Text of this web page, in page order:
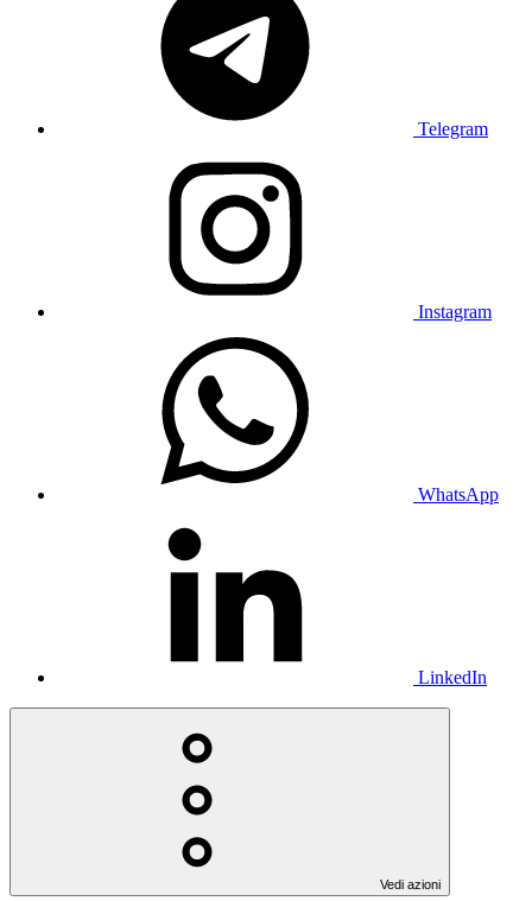
Telegram
Instagram
WhatsApp
LinkedIn
Vedi azioni